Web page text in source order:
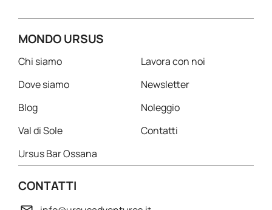
MONDO URSUS
Chi siamo
Dove siamo
Blog
Val di Sole
Ursus Bar Ossana
Lavora con noi
Newsletter
Noleggio
Contatti
CONTATTI